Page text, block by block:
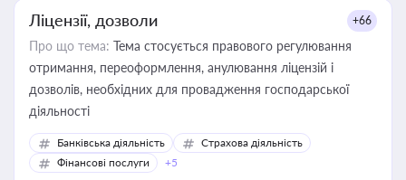
Ліцензії, дозволи +66
Про що тема: Тема стосується правового регулювання
отримання, переоформлення, анулювання ліцензій і
дозволів, необхідних для провадження господарської
діяльності
Банківська діяльність
Страхова діяльність
Фінансові послуги
+5